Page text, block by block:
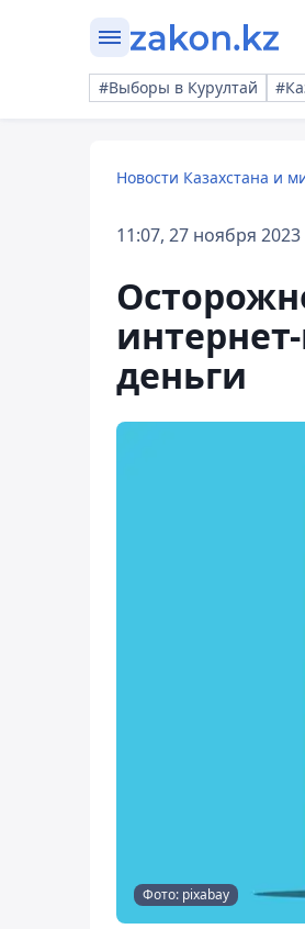
#Выборы в Курултай
Новости Казахстана и
11:07, 27 ноября 2023
деньги
Фото: pixabay